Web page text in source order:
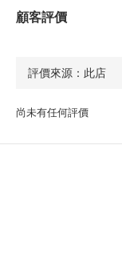
顧客評價
尚未有任何評價